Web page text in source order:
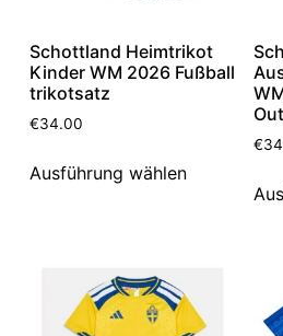
Schottland Heimtrikot
Kinder WM 2026 Fußball
trikotsatz
€34.00
Ausführung wählen
€